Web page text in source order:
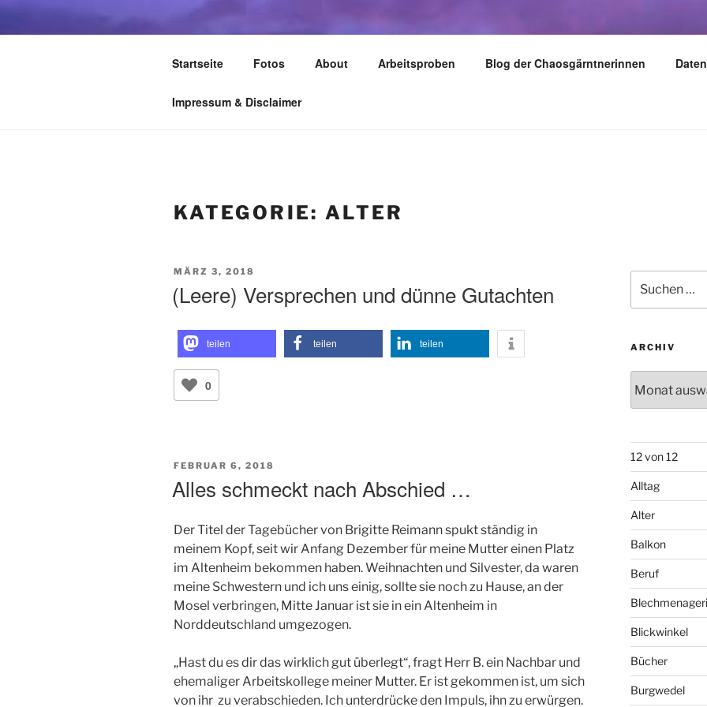
Zum
TIME TO FLY
Startseite Fotos About Arbeitsproben Blog der Chaosgärntnerinnen
Impressum & Disclaimer
KATEGORIE: ALTER
VERÖFFENTLICHT
MÄRZ 3, 2018
(Leere) Versprechen und dünne Gutachten
teilen teilen teilen
0
VERÖFFENTLICHT
FEBRUAR 6, 2018
Alles schmeckt nach Abschied …
Der Titel der Tagebücher von Brigitte Reimann spukt ständig in
meinem Kopf, seit wir Anfang Dezember für meine Mutter einen Platz
im Altenheim bekommen haben. Weihnachten und Silvester, da waren
meine Schwestern und ich uns einig, sollte sie noch zu Hause, an der
Mosel verbringen, Mitte Januar ist sie in ein Altenheim in
Norddeutschland umgezogen.
„Hast du es dir das wirklich gut überlegt“, fragt Herr B. ein Nachbar und
ehemaliger Arbeitskollege meiner Mutter. Er ist gekommen ist, um sich
von ihr zu verabschieden. Ich unterdrücke den Impuls, ihn zu erwürgen.
nach:
ARCHIV
12 von 12
Alltag
Alter
Balkon
Beruf
Blickwinkel
Bücher
Burgwedel